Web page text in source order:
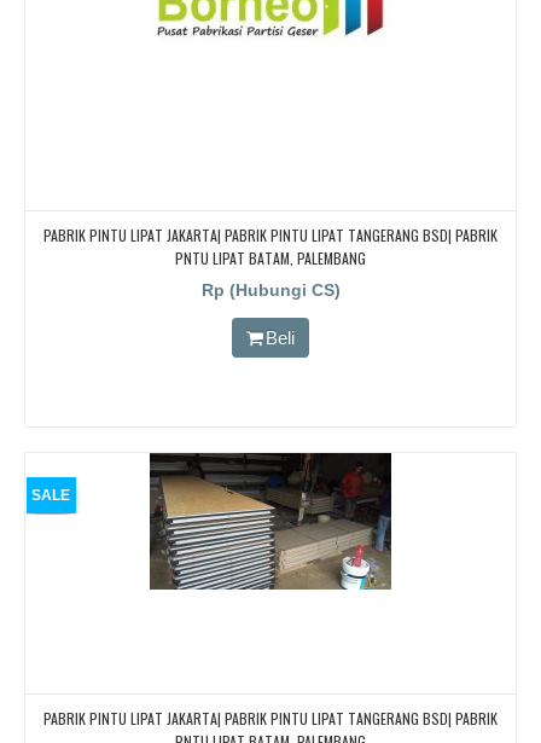
PABRIK PINTU LIPAT JAKARTA| PABRIK PINTU LIPAT TANGERANG BSD| PABRIK
PNTU LIPAT BATAM, PALEMBANG
Rp (Hubungi CS)
Beli
SALE
PABRIK PINTU LIPAT JAKARTA| PABRIK PINTU LIPAT TANGERANG BSD| PABRIK